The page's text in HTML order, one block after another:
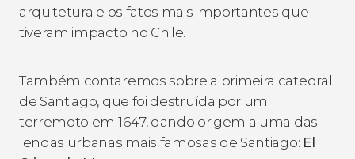
arquitetura e os fatos mais importantes que
tiveram impacto no Chile.
Também contaremos sobre a primeira catedral
de Santiago, que foi destruída por um
terremoto em 1647, dando origem a uma das
lendas urbanas mais famosas de Santiago: El